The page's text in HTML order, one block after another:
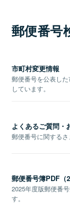
郵便番号
市町村変更情報
郵便番号を公表し
しています。
よくあるご質問・
郵便番号に関するさ
郵便番号簿PDF（
2025年度版郵便番
す。